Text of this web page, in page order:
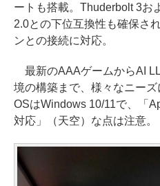
ートも搭載。Thuderbolt 3お
2.0との下位互換性も確保さ
ンとの接続に対応。
最新のAAAゲームからAI
境の構築まで、様々なニー
OSはWindows 10/11で、「
対応」（天空）な点は注意。